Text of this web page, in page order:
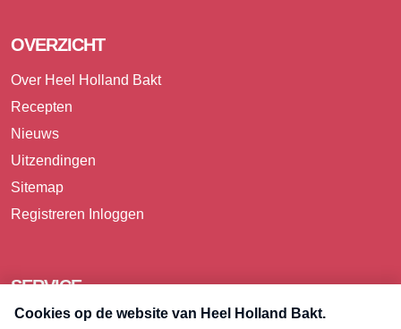
OVERZICHT
Over Heel Holland Bakt
Recepten
Nieuws
Uitzendingen
Sitemap
Registreren Inloggen
SERVICE
Over Omroep MAX